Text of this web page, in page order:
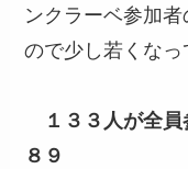
ンクラーベ参加
ので少し若くなっ
１３３人が全
８９